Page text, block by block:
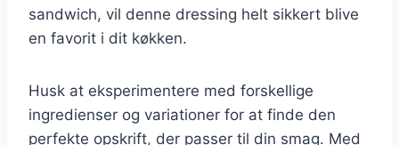
sandwich, vil denne dressing helt sikkert blive
en favorit i dit køkken.
Husk at eksperimentere med forskellige
ingredienser og variationer for at finde den
perfekte opskrift, der passer til din smag. Med